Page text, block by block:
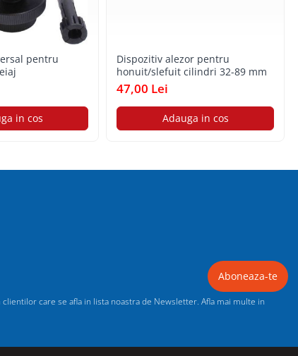
pentru
in cos
Dispozitiv alezor pentru
honuit/slefuit cilindri 32-89 mm
47,00 Lei
Adauga in cos
care se afla in lista noastra de Newsletter. Afla mai multe in